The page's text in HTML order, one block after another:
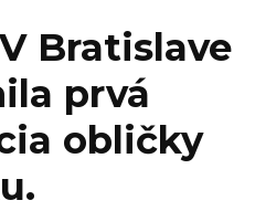
V Bratislave
prvá
obličky